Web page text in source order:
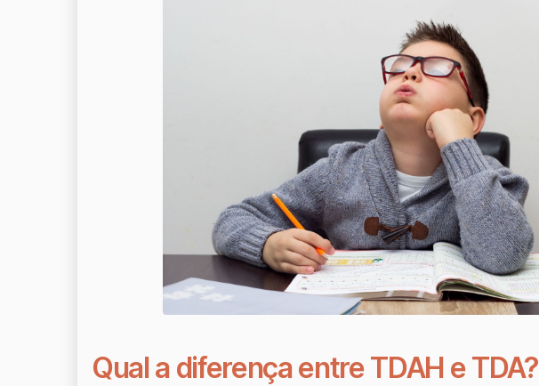
Qual a diferença entre TDAH e TDA?